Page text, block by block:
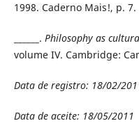
1998. Caderno Mais!, p. 7.
______. Philosophy as
volume IV. Cambridge:
Data de registro: 18/02/
Data de aceite: 18/05/2011